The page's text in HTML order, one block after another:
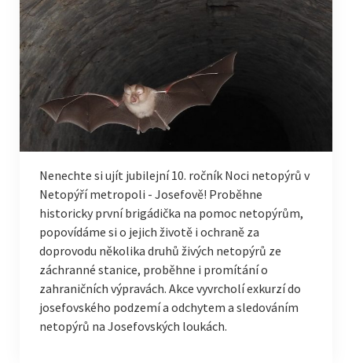
Nenechte si ujít jubilejní 10. ročník Noci netopýrů v
Netopýří metropoli - Josefově! Proběhne
historicky první brigádička na pomoc netopýrům,
popovídáme si o jejich životě i ochraně za
doprovodu několika druhů živých netopýrů ze
záchranné stanice, proběhne i promítání o
zahraničních výpravách. Akce vyvrcholí exkurzí do
josefovského podzemí a odchytem a sledováním
netopýrů na Josefovských loukách.